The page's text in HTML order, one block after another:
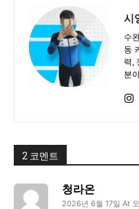
시
수
동
력,
분
2 코멘트
청라온
2026년 6월 17일 At